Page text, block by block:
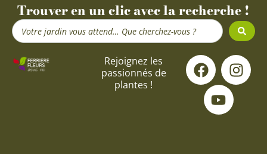
Trouver en un clic avec la recherche !
Search
...
Rejoignez les
passionnés de
plantes !
F
a
c
e
I
n
s
Y
o
u
t
u